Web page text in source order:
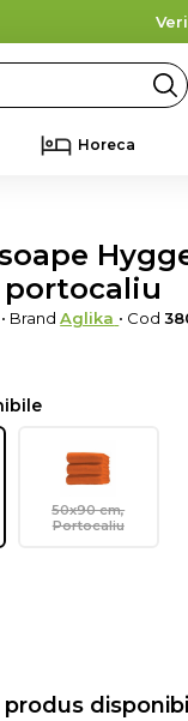
Horeca
• BrandAglika • Cod
50x90 cm,
Portocaliu